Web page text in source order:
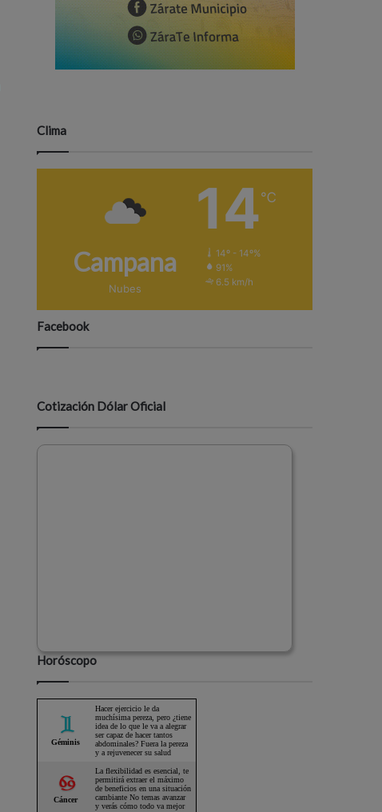
Clima
Campana
Nubes
14℃
14º - 14º%
91%
6.5 km/h
Facebook
Cotización Dólar Oficial
Horóscopo